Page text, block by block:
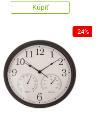
Kúpiť
-24%